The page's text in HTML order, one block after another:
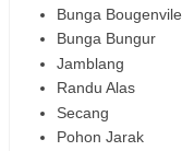
Bunga Bougenvile
Bunga Bungur
Jamblang
Randu Alas
Secang
Pohon Jarak